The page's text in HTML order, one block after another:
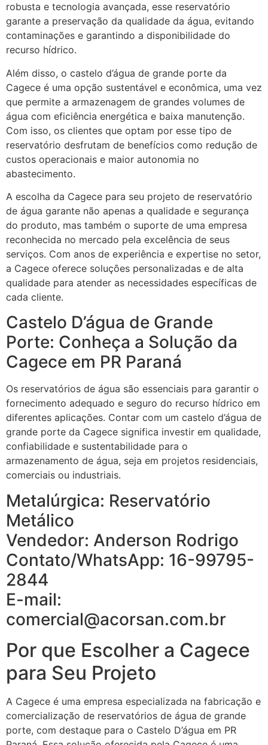
robusta e tecnologia avançada, esse reservatório
garante a preservação da qualidade da água, evitando
contaminações e garantindo a disponibilidade do
recurso hídrico.
Além disso, o castelo d’água de grande porte da
Cagece é uma opção sustentável e econômica, uma vez
que permite a armazenagem de grandes volumes de
água com eficiência energética e baixa manutenção.
Com isso, os clientes que optam por esse tipo de
reservatório desfrutam de benefícios como redução de
custos operacionais e maior autonomia no
abastecimento.
A escolha da Cagece para seu projeto de reservatório
de água garante não apenas a qualidade e segurança
do produto, mas também o suporte de uma empresa
reconhecida no mercado pela excelência de seus
serviços. Com anos de experiência e expertise no setor,
a Cagece oferece soluções personalizadas e de alta
qualidade para atender as necessidades específicas de
cada cliente.
Castelo D’água de Grande
Porte: Conheça a Solução da
Cagece em PR Paraná
Os reservatórios de água são essenciais para garantir o
fornecimento adequado e seguro do recurso hídrico em
diferentes aplicações. Contar com um castelo d’água de
grande porte da Cagece significa investir em qualidade,
confiabilidade e sustentabilidade para o
armazenamento de água, seja em projetos residenciais,
comerciais ou industriais.
Metalúrgica: Reservatório
Metálico
Vendedor: Anderson Rodrigo
Contato/WhatsApp: 16-99795-
2844
E-mail:
comercial@acorsan.com.br
Por que Escolher a Cagece
para Seu Projeto
A Cagece é uma empresa especializada na fabricação e
comercialização de reservatórios de água de grande
porte, com destaque para o Castelo D’água em PR